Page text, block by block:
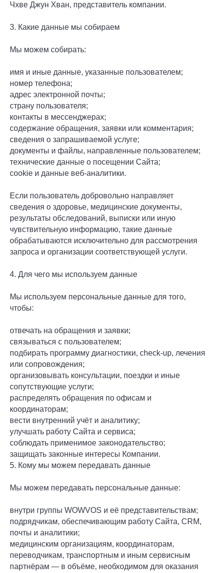
Чхве Джун Хван, представитель компании.
3. Какие данные мы собираем
Мы можем собирать:
имя и иные данные, указанные пользователем;
номер телефона;
адрес электронной почты;
страну пользователя;
контакты в мессенджерах;
содержание обращения, заявки или комментария;
сведения о запрашиваемой услуге;
документы и файлы, направленные пользователем;
технические данные о посещении Сайта;
cookie и данные веб-аналитики.
Если пользователь добровольно направляет
сведения о здоровье, медицинские документы,
результаты обследований, выписки или иную
чувствительную информацию, такие данные
обрабатываются исключительно для рассмотрения
запроса и организации соответствующей услуги.
4. Для чего мы используем данные
Мы используем персональные данные для того,
чтобы:
отвечать на обращения и заявки;
связываться с пользователем;
подбирать программу диагностики, check-up, лечения
или сопровождения;
организовывать консультации, поездки и иные
сопутствующие услуги;
распределять обращения по офисам и
координаторам;
вести внутренний учёт и аналитику;
улучшать работу Сайта и сервиса;
соблюдать применимое законодательство;
защищать законные интересы Компании.
5. Кому мы можем передавать данные
Мы можем передавать персональные данные:
внутри группы WOWVOS и её представительствам;
подрядчикам, обеспечивающим работу Сайта, CRM,
почты и аналитики;
медицинским организациям, координаторам,
переводчикам, транспортным и иным сервисным
партнёрам — в объёме, необходимом для оказания